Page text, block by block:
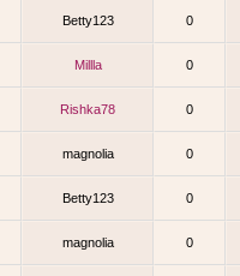
Betty123 0
Millla 0
Rishka78 0
magnolia 0
Betty123 0
magnolia 0